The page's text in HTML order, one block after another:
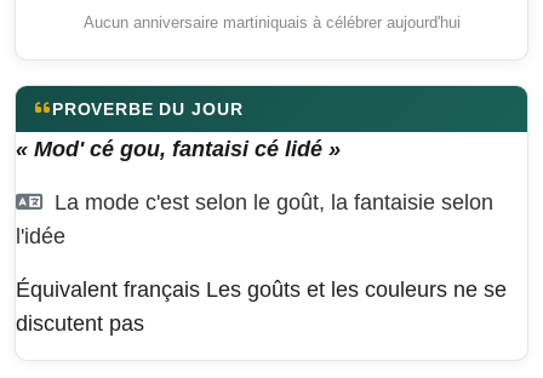
Aucun anniversaire martiniquais à célébrer aujourd'hui
PROVERBE DU JOUR
« Mod' cé gou, fantaisi cé lidé »
La mode c'est selon le goût, la fantaisie selon
l'idée
Équivalent français Les goûts et les couleurs ne se
discutent pas